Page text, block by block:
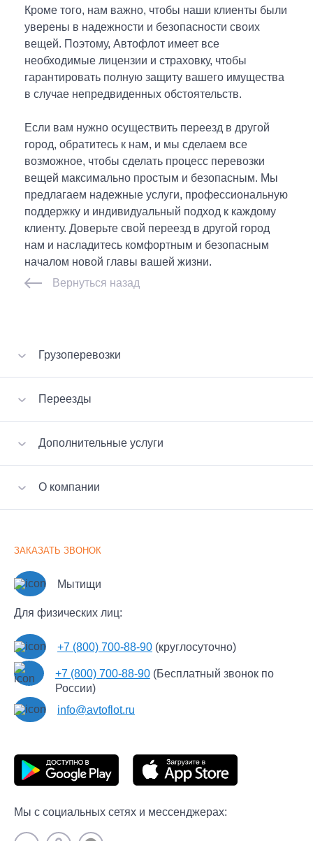
Кроме того, нам важно, чтобы наши клиенты были
уверены в надежности и безопасности своих
вещей. Поэтому, Автофлот имеет все
необходимые лицензии и страховку, чтобы
гарантировать полную защиту вашего имущества
в случае непредвиденных обстоятельств.
Если вам нужно осуществить переезд в другой
город, обратитесь к нам, и мы сделаем все
возможное, чтобы сделать процесс перевозки
вещей максимально простым и безопасным. Мы
предлагаем надежные услуги, профессиональную
поддержку и индивидуальный подход к каждому
клиенту. Доверьте свой переезд в другой город
нам и насладитесь комфортным и безопасным
началом новой главы вашей жизни.
Вернуться назад
Новосибирск
Иваново
Ярославль
Екатеринбург
Волгоград
Кемерово
Курск
Новороссийск
Ростов-на-Дону
Ставрополь
Тюмень
Пенза
E-mail *
данных
ОТПРАВИТЬ
данных
ОТПРАВИТЬ
Ваш телефон
E-mail
Согласен на обработкуперсональных
данных
ОТПРАВИТЬ
данных
ОТПРАВИТЬ
Согласен на обработкуперсональных данных
ЗАДАТЬ ВОПРОС
Согласен на обработкуперсональных данных
ЗАДАТЬ ВОПРОС
Название компании
Согласен на обработкуперсональных данных
Согласен на обработкуперсональных данных
ОСТАВИТЬ ОТЗЫВ
данных
ОТПРАВИТЬ
Грузоперевозки
Перевозка мебели
Перевозка бытовой техники
Перевозка пианино
Малогабаритные грузы
Рефрижераторные перевозки
Сборные грузы
Переезды
Квартирный переезд
Дачный переезд
Услуги грузчиков
Дополнительные услуги
Вызов эвакуатора
О компании
Часто задаваемые вопросы
Новости
Контакты
Пользовательское соглашение
Политика обработки персональных данных
Политика конфиденциальности Автофлот Пульт
ЗАКАЗАТЬ ЗВОНОК
Мытищи
Для физических лиц:
+7 (800) 700-88-90 (круглосуточно)
+7 (800) 700-88-90(Бесплатный звонок по
России)
info@avtoflot.ru
Мы с социальных сетях и мессенджерах: